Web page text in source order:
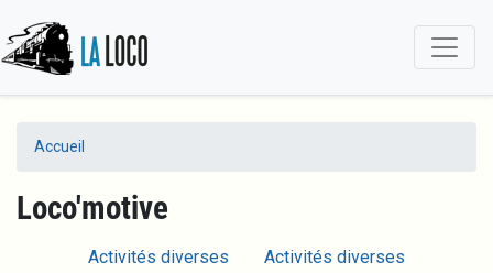
principal
Accueil
Loco'motive
Blog menuActivités diverses Activités diverses